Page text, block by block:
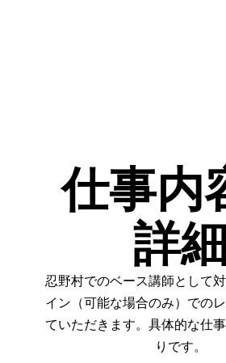
仕事内
詳細
忍野村でのベース講師として
イン（可能な場合のみ）での
ていただきます。具体的な仕
りです。